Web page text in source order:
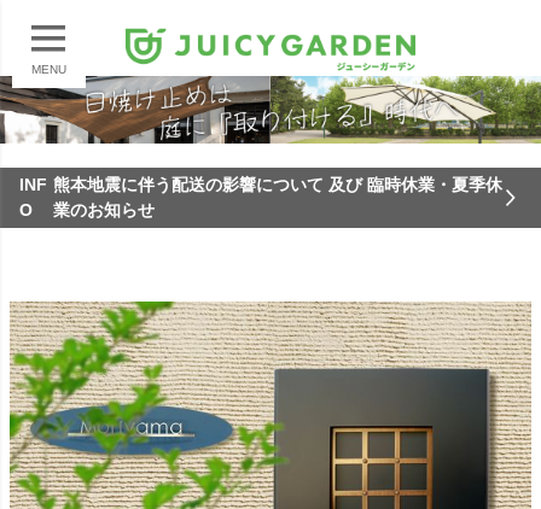
MENU
INF
O
熊本地震に伴う配送の影響について 及び 臨時休業・夏季休
業のお知らせ